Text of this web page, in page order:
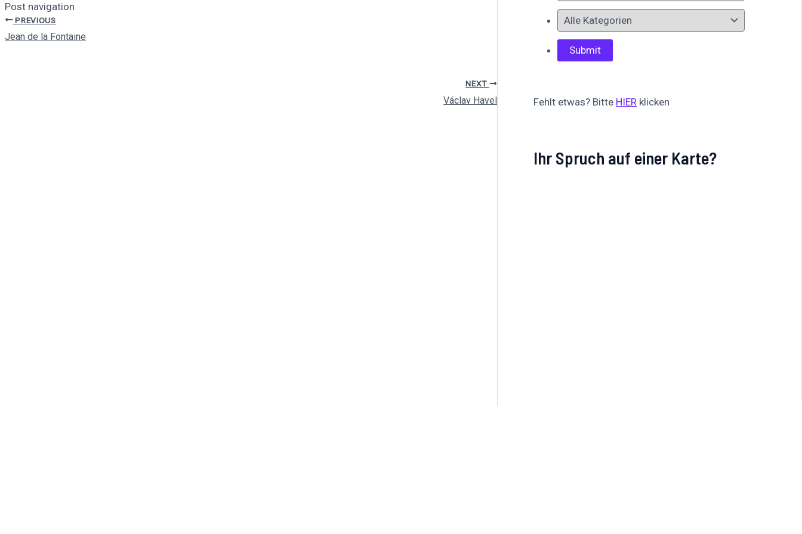
Post navigation
PREVIOUS
Jean de la Fontaine
NEXT
Václav Havel Fehlt etwas? Bitte HIER klicken
Ihr Spruch auf einer Karte?